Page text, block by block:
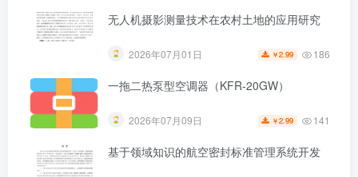
无人机摄影测量技术在农村土地的应用研究
2026年07月01日 ￥2.99 186
一拖二热泵型空调器（KFR-20GW）
2026年07月09日 ￥2.99 141
基于领域知识的航空密封标准管理系统开发